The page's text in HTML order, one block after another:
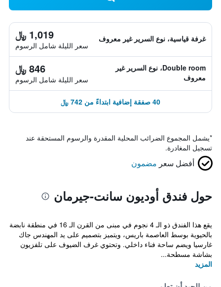
غرفة قياسية، نوع السرير غير معروف 1,019 ﷼
سعر الليلة شامل الرسوم
Double room، نوع السرير غير
معروف
846 ﷼
سعر الليلة شامل الرسوم
40 صفقة إضافية ابتداءً من 742 ﷼
*يشمل المجموع الضرائب المحلية المقدرة والرسوم المستحقة عند
تسجيل المغادرة.
أفضل سعر مضمون
حول فندق أوديون سانت-جيرمان
يقع هذا الفندق ذو الـ 4 نجوم في مبنى من القرن الـ 16 في منطقة نابضة
بالحيوية بوسط العاصمة باريس، ويتميز بتصميم على يد المهندس جاك
غارسيا ويضم ساحة فناء داخلي. وتحتوي غرف الضيوف على تلفزيون
بشاشة مسطحة...
المزيد